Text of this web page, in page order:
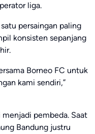
liga.
persaingan paling
konsisten sepanjang
Borneo FC untuk
kami sendiri,”
pembeda. Saat
Bandung justru